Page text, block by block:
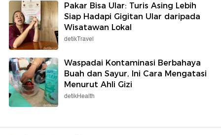
Pakar Bisa Ular: Turis Asing Lebih
Siap Hadapi Gigitan Ular daripada
Wisatawan Lokal
detikTravel
Waspadai Kontaminasi Berbahaya
Buah dan Sayur, Ini Cara Mengatasi
Menurut Ahli Gizi
detikHealth